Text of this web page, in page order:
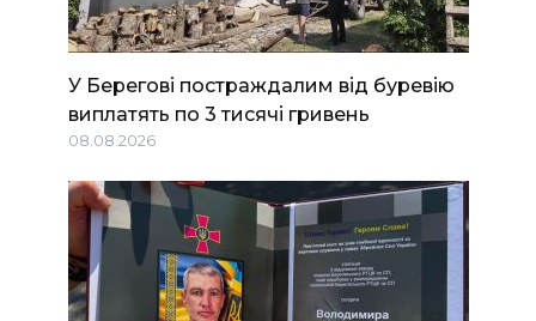
У Берегові постраждалим від буревію
виплатять по 3 тисячі гривень
08.08.2026